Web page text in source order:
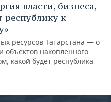
власти, бизнеса,
республику к
ресурсов Татарстана — о
объектов накопленного
какой будет республика